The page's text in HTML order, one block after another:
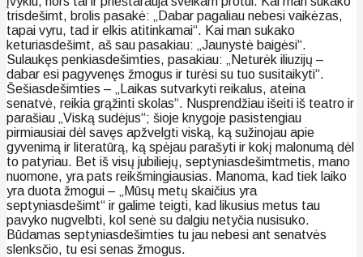
trisdešimt, brolis pasakė: „Dabar pagaliau nebesi vaikėzas,
tapai vyru, tad ir elkis atitinkamai“. Kai man sukako
keturiasdešimt, aš sau pasakiau: „Jaunystė baigėsi“.
Sulaukęs penkiasdešimties, pasakiau: „Neturėk iliuzijų –
dabar esi pagyvenęs žmogus ir turėsi su tuo susitaikyti“.
Šešiasdešimties – „Laikas sutvarkyti reikalus, ateina
senatvė, reikia grąžinti skolas“. Nusprendžiau išeiti iš teatro ir
parašiau „Viską sudėjus“; šioje knygoje pasistengiau
pirmiausiai dėl savęs apžvelgti viską, ką sužinojau apie
gyvenimą ir literatūrą, ką spėjau parašyti ir kokį malonumą dėl
to patyriau. Bet iš visų jubiliejų, septyniasdešimtmetis, mano
nuomone, yra pats reikšmingiausias. Manoma, kad tiek laiko
yra duota žmogui – „Mūsų metų skaičius yra
septyniasdešimt“ ir galime teigti, kad likusius metus tau
pavyko nugvelbti, kol senė su dalgiu netyčia nusisuko.
Būdamas septyniasdešimties tu jau nebesi ant senatvės
slenksčio, tu esi senas žmogus.